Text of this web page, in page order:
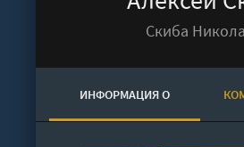
Скиба
ИНФОРМАЦИЯ О